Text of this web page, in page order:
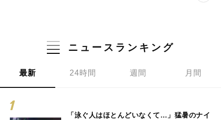
ニュースランキング
最新 24時間 週間 月間
「泳ぐ人はほとんどいなくて…」猛暑のナイ